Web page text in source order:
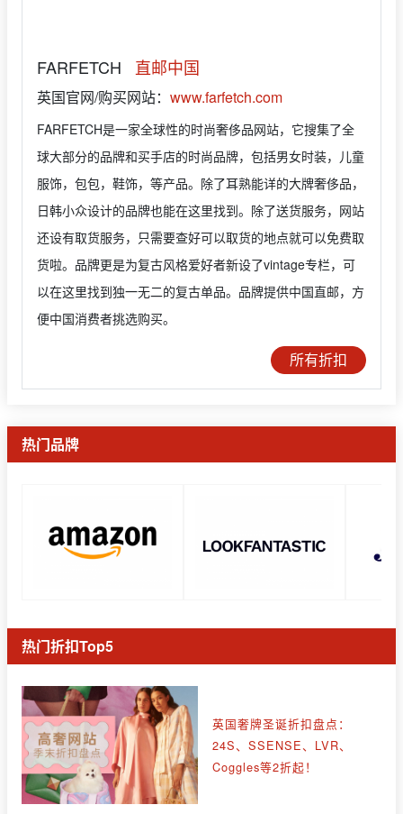
FARFETCH 直邮中国
英国官网/购买网站： www.farfetch.com
FARFETCH是一家全球性的时尚奢侈品网站，它搜集了全
球大部分的品牌和买手店的时尚品牌，包括男女时装，儿童
服饰，包包，鞋饰，等产品。除了耳熟能详的大牌奢侈品，
日韩小众设计的品牌也能在这里找到。除了送货服务，网站
还设有取货服务，只需要查好可以取货的地点就可以免费取
货啦。品牌更是为复古风格爱好者新设了vintage专栏，可
以在这里找到独一无二的复古单品。品牌提供中国直邮，方
便中国消费者挑选购买。
所有折扣
热门品牌
热门折扣Top5
英国奢牌圣诞折扣盘点：
24S、SSENSE、LVR、
Coggles等2折起！